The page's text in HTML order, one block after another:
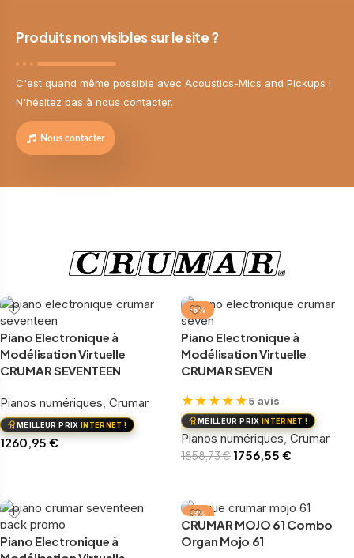
Produits non visibles sur le site ?
C'est quand même possible avec Acoustics-Mics and Pickups !
N'hésitez pas à nous contacter.
Nous contacter
Piano Electronique à
Modélisation Virtuelle
CRUMAR SEVENTEEN
Pianos numériques, Crumar
MEILLEUR PRIX INTERNET !
1260,95€
-5%
Piano Electronique à
Modélisation Virtuelle
CRUMAR SEVEN
★ ★ ★ ★ ★5 avis
MEILLEUR PRIX INTERNET !
Pianos numériques,Crumar
1858,73€1756,55 €
Piano Electronique à
-3%
CRUMAR MOJO 61 Combo
Organ Mojo 61